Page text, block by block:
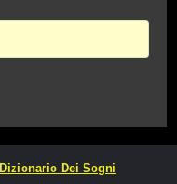
Dizionario Dei Sogni